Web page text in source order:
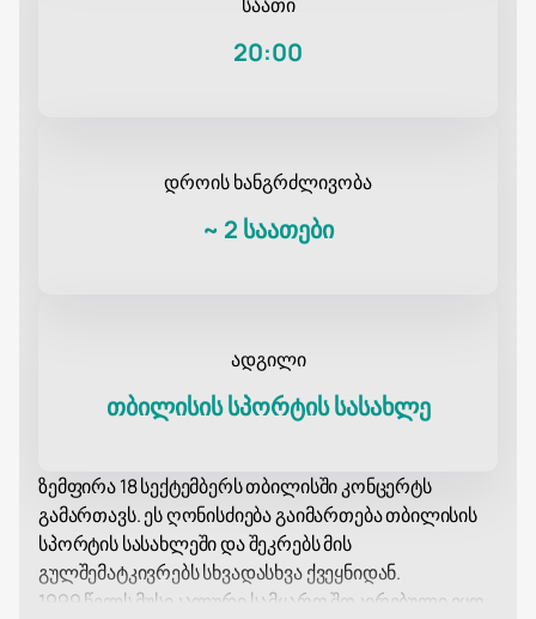
20:00
დროის ხანგრძლივობა
~ 2 საათები
ადგილი
თბილისის სპორტის სასახლე
ზემფირა 18 სექტემბერს თბილისში კონცერტს
გამართავს. ეს ღონისძიება გაიმართება თბილისის
სპორტის სასახლეში და შეკრებს მის
გულშემატკივრებს სხვადასხვა ქვეყნიდან.
1999 წელს მუსიკალური სამყარო შოკირებული იყო